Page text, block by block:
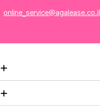
online_service@agalease.co.il